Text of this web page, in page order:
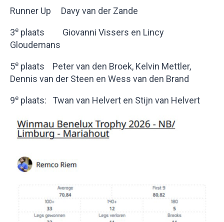
Runner Up Davy van der Zande
3e plaats Giovanni Vissers en Lincy
Gloudemans
5e plaats Peter van den Broek, Kelvin Mettler,
Dennis van der Steen en Wess van den Brand
9e plaats: Twan van Helvert en Stijn van Helvert